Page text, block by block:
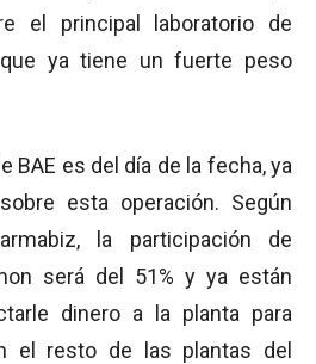
el principal laboratorio de
ya tiene un fuerte peso
BAE es del día de la fecha, ya
esta operación. Según
la participación de
será del 51% y ya están
dinero a la planta para
el resto de las plantas del